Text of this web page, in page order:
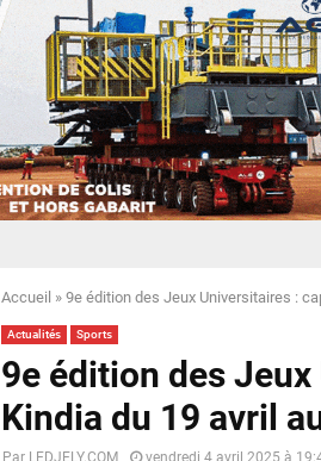
Accueil » 9e édition des Jeux Universitaires :
Actualités Sports
9e édition des
Kindia du 19 avril